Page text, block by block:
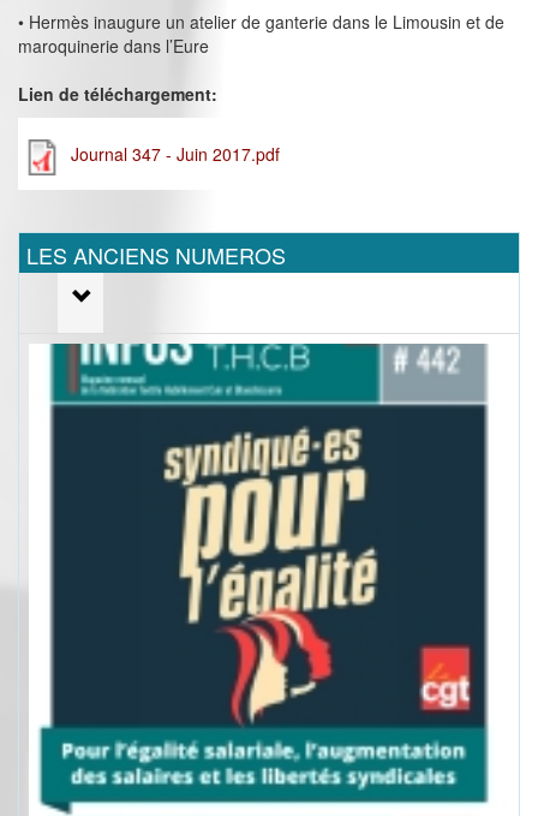
• Hermès inaugure un atelier de ganterie dans le Limousin et de
maroquinerie dans l’Eure
Lien de téléchargement:
Journal 347 - Juin 2017.pdf
LES ANCIENS NUMEROS